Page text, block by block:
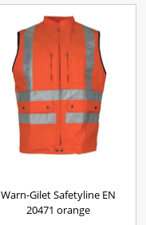
Warn-Gilet Safetyline EN
20471 orange